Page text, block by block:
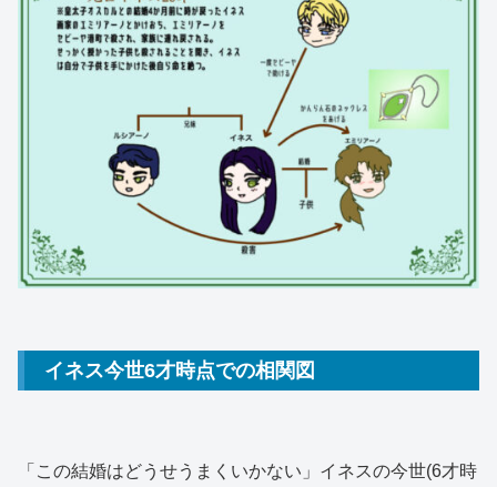
イネス今世6才時点での相関図
「この結婚はどうせうまくいかない」イネスの今世(6才時